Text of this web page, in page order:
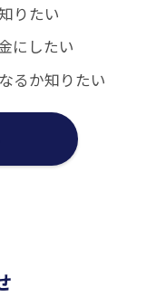
りたい
にしたい
るか知りたい